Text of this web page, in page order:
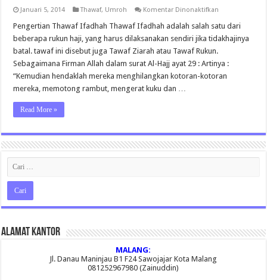
Januari 5, 2014 Thawaf, Umroh Komentar Dinonaktifkan
Ifadhah
Pengertian Thawaf Ifadhah Thawaf Ifadhah adalah salah satu dari
beberapa rukun haji, yang harus dilaksanakan sendiri jika tidakhajinya
batal. tawaf ini disebut juga Tawaf Ziarah atau Tawaf Rukun.
Sebagaimana Firman Allah dalam surat Al-Hajj ayat 29 : Artinya :
“Kemudian hendaklah mereka menghilangkan kotoran-kotoran
mereka, memotong rambut, mengerat kuku dan …
Read More »
Alamat Kantor
MALANG:
Jl. Danau Maninjau B1 F24 Sawojajar Kota Malang
081252967980 (Zainuddin)